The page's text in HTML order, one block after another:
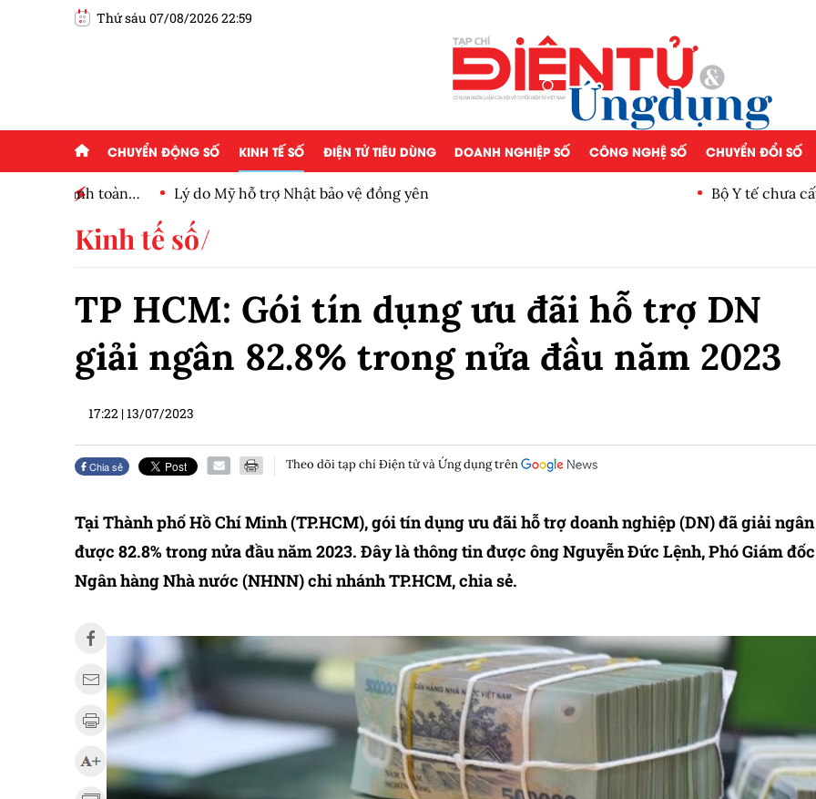
Thứ sáu 07/08/2026 22:59
CHUYỂN ĐỘNG SỐ KINH TẾ SỐ ĐIỆN TỬ TIÊU DÙNG DOANH NGHIỆP SỐ CÔNG NGHỆ SỐ CHUYỂN ĐỔI SỐ
Lý do Mỹ hỗ trợ Nhật bảo vệ đồng yên Bộ Y tế chưa cấp phép
Kinh tế số
TP HCM: Gói tín dụng ưu đãi hỗ trợ DN
giải ngân 82.8% trong nửa đầu năm 2023
17:22 |13/07/2023
Chia sẻ Theo dõi tạp chí Điện tử và Ứng dụng trên
Tại Thành phố Hồ Chí Minh (TP.HCM), gói tín dụng ưu đãi hỗ trợ doanh nghiệp (DN) đã giải ngân
được 82.8% trong nửa đầu năm 2023. Đây là thông tin được ông Nguyễn Đức Lệnh, Phó Giám đốc
Ngân hàng Nhà nước (NHNN) chi nhánh TP.HCM, chia sẻ.